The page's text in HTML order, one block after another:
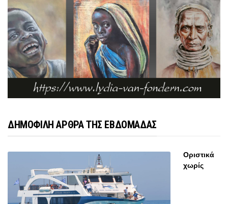
ΔΗΜΟΦΙΛΗ ΑΡΘΡΑ ΤΗΣ ΕΒΔΟΜΑΔΑΣ
Οριστικά
χωρίς